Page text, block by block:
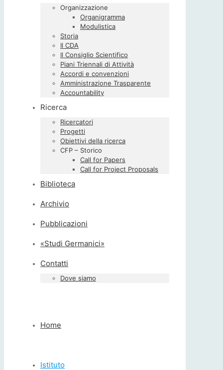
Organizzazione
Organigramma
Modulistica
Storia
Il CDA
Il Consiglio Scientifico
Piani Triennali di Attività
Accordi e convenzioni
Amministrazione Trasparente
Accountability
Ricerca
Ricercatori
Progetti
Obiettivi della ricerca
CFP – Storico
Call for Papers
Call for Project Proposals
Biblioteca
Archivio
Pubblicazioni
«Studi Germanici»
Contatti
Dove siamo
Home
Istituto